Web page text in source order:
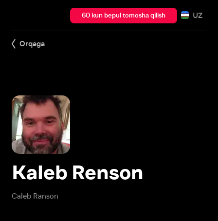
60 kun bepul tomosha qilish UZ
Orqaga
Caleb Ranson
Kaleb Renson